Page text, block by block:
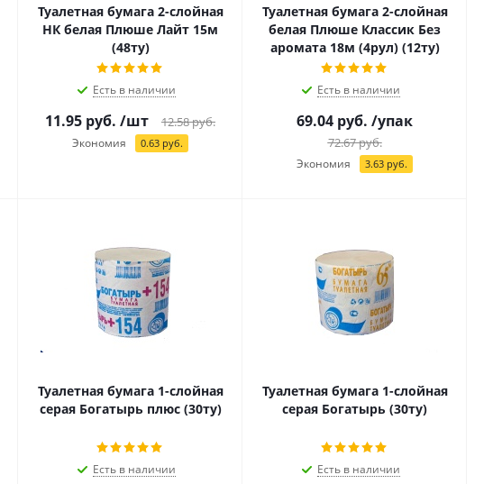
Туалетная бумага 2-слойная
НК белая Плюше Лайт 15м
(48ту)
Есть в наличии
11.95 руб. /шт 12.58руб.
Экономия 0.63руб.
Туалетная бумага 2-слойная
белая Плюше Классик Без
аромата 18м (4рул) (12ту)
Есть в наличии
69.04 руб. /упак
72.67руб.
Экономия 3.63руб.
Туалетная бумага 1-слойная
серая Богатырь плюс (30ту)
Есть в наличии
Туалетная бумага 1-слойная
серая Богатырь (30ту)
Есть в наличии